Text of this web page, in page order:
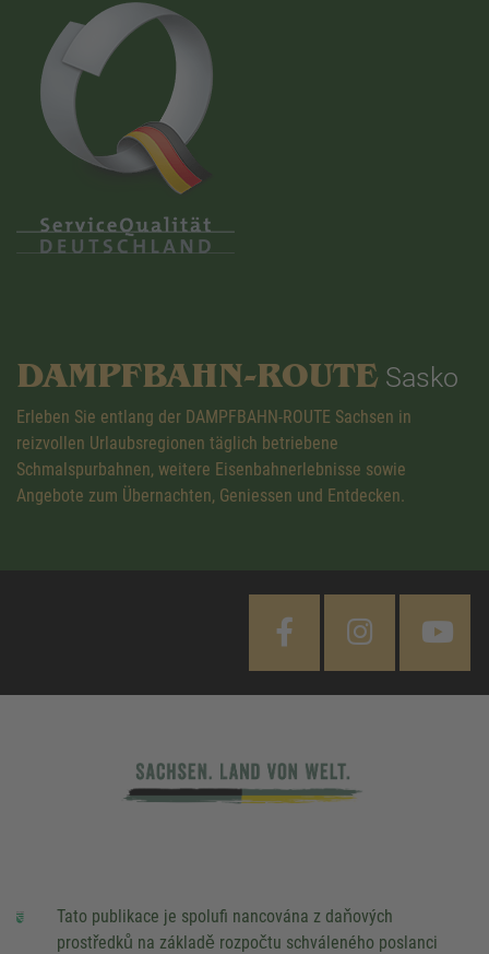
DAMPFBAHN-ROUTE Sasko
Erleben Sie entlang der DAMPFBAHN-ROUTE Sachsen in
reizvollen Urlaubsregionen täglich betriebene
Schmalspurbahnen, weitere Eisenbahnerlebnisse sowie
Angebote zum Übernachten, Geniessen und Entdecken.
Tato publikace je spolufi nancována z daňových
prostředků na základě rozpočtu schváleného poslanci